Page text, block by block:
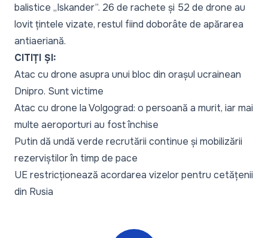
balistice „Iskander”. 26 de rachete și 52 de drone au
lovit țintele vizate, restul fiind doborâte de apărarea
antiaeriană.
CITIȚI ȘI:
Atac cu drone asupra unui bloc din orașul ucrainean
Dnipro. Sunt victime
Atac cu drone la Volgograd: o persoană a murit, iar mai
multe aeroporturi au fost închise
Putin dă undă verde recrutării continue și mobilizării
rezerviștilor în timp de pace
UE restricționează acordarea vizelor pentru cetățenii
din Rusia